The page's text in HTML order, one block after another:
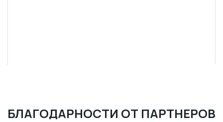
БЛАГОДАРНОСТИ ОТ ПАРТНЕРОВ